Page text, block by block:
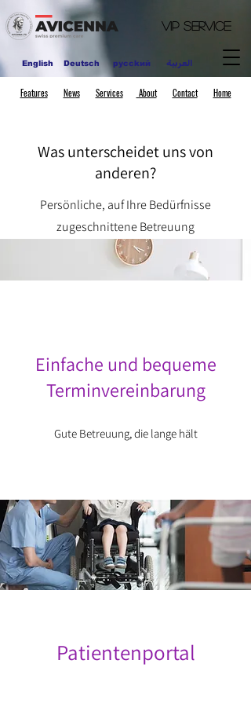
العربية English Deutsch pycckий
VIP Service
Features News Services About Contact Home
Was unterscheidet uns von
anderen?
Persönliche, auf Ihre Bedürfnisse
zugeschnittene Betreuung
Einfache und bequeme
Terminvereinbarung
Gute Betreuung, die lange hält
Patientenportal